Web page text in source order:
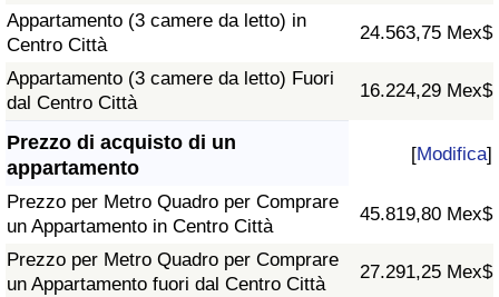
Appartamento (3 camere da letto) in
Centro Città
24.563,75 Mex$
Appartamento (3 camere da letto) Fuori
dal Centro Città
16.224,29 Mex$
Prezzo di acquisto di un
appartamento
[Modifica]
Prezzo per Metro Quadro per Comprare
un Appartamento in Centro Città
45.819,80 Mex$
Prezzo per Metro Quadro per Comprare
un Appartamento fuori dal Centro Città
27.291,25 Mex$